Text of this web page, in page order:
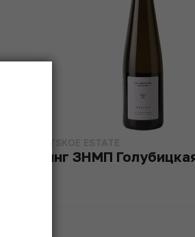
GOLUBITSKOE ESTATE
Рислинг ЗНМП